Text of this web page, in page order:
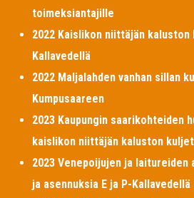
toimeksiantajille
2022 Kaislikon niittäjän
Kallavedellä
2022 Maljalahden vanhan sillan
Kumpusaareen
2023 Kaupungin saarikohteiden
kaislikon niittäjän kaluston
2023 Venepoijujen ja
ja asennuksia E ja P-Kallavedellä